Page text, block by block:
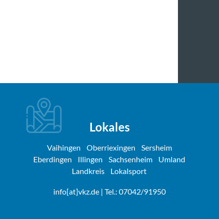
Lokales
Vaihingen Oberriexingen
Sersheim
Eberdingen
Illingen Sachsenheim
Umland
Landkreis
Lokalsport
info[at]vkz.de| Tel.: 07042/91950